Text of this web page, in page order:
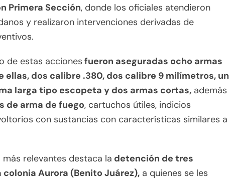
Primera Sección, donde los oficiales atendieron
y realizaron intervenciones derivadas de
de estas acciones fueron aseguradas ocho armas
ellas, dos calibre .380, dos calibre 9 milímetros, un
larga tipo escopeta y dos armas cortas, además
de arma de fuego, cartuchos útiles, indicios
con sustancias con características similares a
relevantes destaca la detención de tres
colonia Aurora (Benito Juárez), a quienes se les